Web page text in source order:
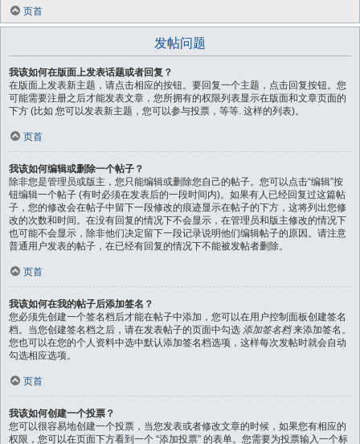
页首
发帖问题
我该如何在版面上发表话题或者回复？
在版面上发表新主题，请点击相应的按钮。要回复一个主题，点击回复按钮。您
可能需要注册之后才能发表文章，您所拥有的权限列表显示在版面和文章页面的
下方 (比如 您可以发表新主题，您可以参与投票，等等. 这样的列表)。
页首
我该如何编辑或删除一个帖子？
除非您是管理员或版主，您只能编辑或删除您自己的帖子。您可以点击“编辑”按
钮编辑一个帖子 (有时必须在发表后的一段时间内)。如果有人已经回复过这篇帖
子，您的修改会在帖子中留下一段修改的痕迹显示在帖子的下方，这将列出您修
改的次数和时间。在没有回复的情况下不会显示，在管理员和版主修改的情况下
也可能不会显示，除非他们决定留下一段记录说明他们编辑帖子的原因。请注意
普通用户发表的帖子，在已经有回复的情况下不能被发帖者删除。
页首
我该如何在我的帖子后添加签名？
您必须先创建一个签名档后才能在帖子中添加，您可以在用户控制面板创建签名
档。当您创建签名档之后，请在发表帖子的页面中勾选 添加签名档来添加签名。
您也可以在您的个人资料中选中默认添加签名档选项，这样每次发帖时就会自动
勾选相应选项。
页首
我该如何创建一个投票？
您可以很容易地创建一个投票，当您发表或者修改文章的时候，如果您有相应的
权限，您可以在页面下方看到一个 “添加投票” 的表单。您需要为投票输入一个标